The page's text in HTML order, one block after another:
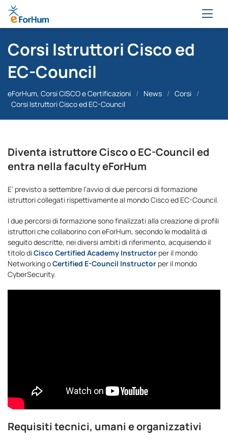
Corsi Istruttori Cisco ed
EC-Council
eForHum, Corsi CISCO e Certificazioni / News / Corsi /
Corsi Istruttori Cisco ed EC-Council
Diventa istruttore Cisco o EC-Council ed
entra nella faculty eForHum
E’ previsto a settembre l’avvio di due percorsi di formazione
istruttori collegati rispettivamente al mondo Cisco ed EC-Council.
I due percorsi di formazione sono finalizzati alla creazione di profili
istruttori che collaborino con eForHum, secondo le modalità di
seguito descritte, nei diversi ambiti di riferimento, acquisendo il
titolo diCisco Certified Academy Instructor per il mondo
Networking oCertified E-Council Instructor per il mondo
CyberSecurity.
Requisiti tecnici, umani e organizzativi